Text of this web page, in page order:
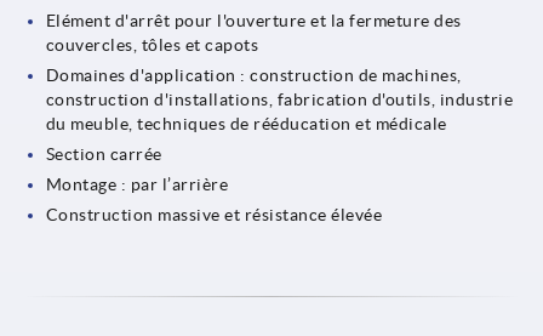
Elément d'arrêt pour l'ouverture et la fermeture des
couvercles, tôles et capots
Domaines d'application : construction de machines,
construction d'installations, fabrication d'outils, industrie
du meuble, techniques de rééducation et médicale
Section carrée
Montage : par l’arrière
Construction massive et résistance élevée